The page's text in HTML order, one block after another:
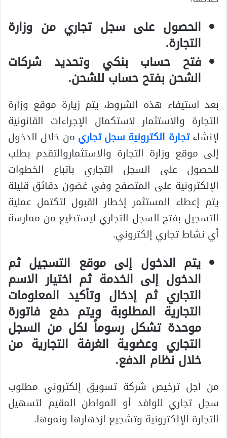
الحصول على سجل تجاري من وزارة
التجارة.
فتح حساب بنكي وتحديد شركات
الشحن بفتح حساب للشحن.
بعد استيفاء هذه الشروط، يتم زيارة موقع وزارة
التجارة والاستثمار لاستكمال الإجراءات القانونية
لإنشاءتجارة الكترونية سجل تجاري من خلال الدخول
إلى موقع وزارة التجارة والاستثماروالتقدم بطلب
للحصول على السجل التجاري باتباع الخطوات
الإلكترونية على المتصفح وفي غضون دقائق قليلة
يتم إعطاء المستثمر إخطار القبول لتكتمل عملية
التسجيل بفتح السجل التجاري ليستطيع من ممارسة
أي نشاط تجاري إلكتروني.
يتم الدخول إلى موقع التسجيل ثم
الدخول إلى الخدمة ثم اختيار الاسم
التجاري ثم إدخال وتأكيد المعلومات
التجارية المطلوبة ويتم دفع فاتورة
موحدة تشكل رسوماً لكل من السجل
التجاري وعضوية الغرفة التجارية من
خلال نظام الدفع.
من أجل ترخيص شركة تسويق إلكتروني مطلوب
سجل تجاري للوافد أو المواطن المقيم لتسهيل
التجارة الإلكترونية وتشجيع ازدهارها ونموها.